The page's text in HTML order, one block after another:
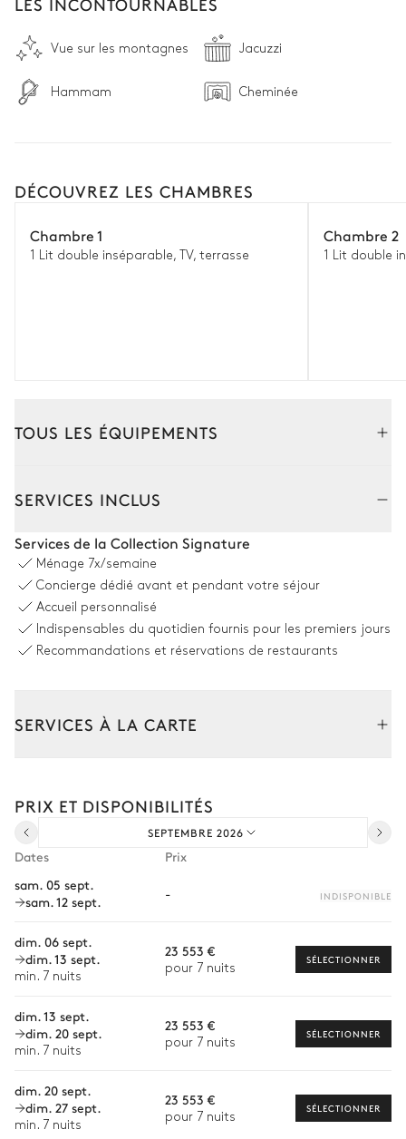
Vue sur les montagnes Jacuzzi
Hammam Cheminée
DÉCOUVREZ LES CHAMBRES
Chambre 1
1 Lit double inséparable, TV, terrasse
Chambre 2
1 Lit double
TOUS LES ÉQUIPEMENTS
Bibliothèque
Cheminée
Salle à manger ouverte
14 places
Terrasse
Attenante
Baignoire
Vasque double
Pas de WC dans cette salle
SERVICES INCLUS
Services de la Collection Signature
Ménage 7x/semaine
Concierge dédié avant et pendant votre séjour
Accueil personnalisé
Indispensables du quotidien fournis pour les premiers jours
Recommandations et réservations de restaurants
SERVICES À LA CARTE
Transfert à l'arrivée et au départ
Courses livrées avant l'arrivée
Chef à domicile
Bien-être à domicile
Visites guidées et excursions
Livraison des forfaits de ski
Ski-fitting à domicile
PRIX ET DISPONIBILITÉS
SEPTEMBRE 2026
Dates
Prix
sam. 05 sept.
sam. 12 sept.
- INDISPONIBLE
dim. 06 sept.
dim. 13 sept.
min. 7 nuits
23 553 €
pour 7 nuits
SÉLECTIONNER
dim. 13 sept.
dim. 20 sept.
min. 7 nuits
23 553 €
pour 7 nuits
SÉLECTIONNER
dim. 20 sept.
dim. 27 sept.
min. 7 nuits
23 553 €
pour 7 nuits
SÉLECTIONNER